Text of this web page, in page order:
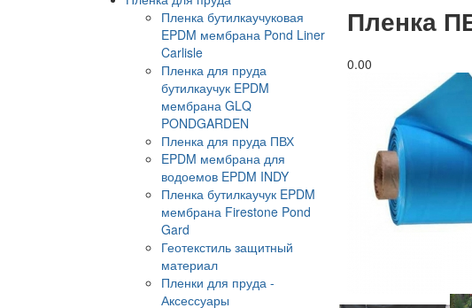
Пленка бутилкаучуковая
EPDM мембрана Pond Liner
Carlisle
Пленка для пруда
бутилкаучук EPDM
мембрана GLQ
PONDGARDEN
Пленка для пруда ПВХ
EPDM мембрана для
водоемов EPDM INDY
Пленка бутилкаучук EPDM
мембрана Firestone Pond
Gard
Геотекстиль защитный
материал
Пленки для пруда -
Аксессуары
Пленка
0.00